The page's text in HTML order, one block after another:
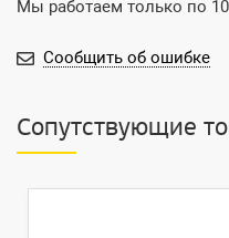
Мы работаем только по
Сообщить об ошибке
Сопутствующие